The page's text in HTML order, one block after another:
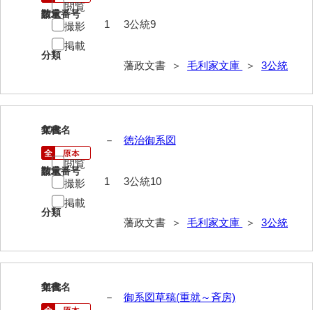
*7外国
*10産業
*13褒賞
遠用物
徳山毛利家文庫
請求番号
3公統9
分類
藩政文書 ＞ 毛利家文庫 ＞ 3公統
数量
1
閲覧
撮影
掲載
10
文書名
徳治御系図
請求番号
3公統10
分類
藩政文書 ＞ 毛利家文庫 ＞ 3公統
年代
－
数量
1
閲覧
撮影
掲載
11
文書名
御系図草稿(重就～斉房)
年代
－